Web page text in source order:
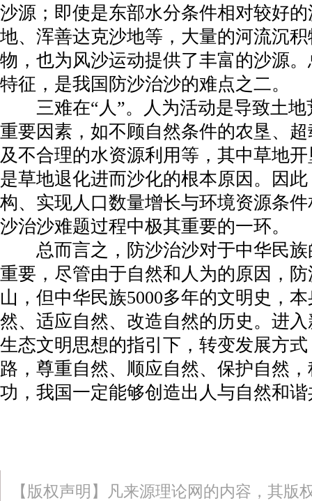
沙源；即使是东部水分条件相对较好
地、浑善达克沙地等，大量的河流沉
物，也为风沙运动提供了丰富的沙源
特征，是我国防沙治沙的难点之二。
三难在“人”。人为活动是导致土地
重要因素，如不顾自然条件的农垦、
及不合理的水资源利用等，其中草地
是草地退化进而沙化的根本原因。因
构、实现人口数量增长与环境资源条
沙治沙难题过程中极其重要的一环。
总而言之，防沙治沙对于中华民族
重要，尽管由于自然和人为的原因，
山，但中华民族5000多年的文明史，
然、适应自然、改造自然的历史。进
生态文明思想的指引下，转变发展方
路，尊重自然、顺应自然、保护自然
功，我国一定能够创造出人与自然和
【版权声明】凡来源理论网的内容，其版